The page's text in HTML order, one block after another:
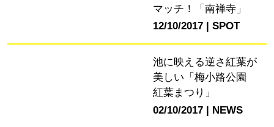
マッチ！「南禅寺」
12/10/2017
SPOT
池に映える逆さ紅葉が
美しい「梅小路公園
紅葉まつり」
02/10/2017
NEWS